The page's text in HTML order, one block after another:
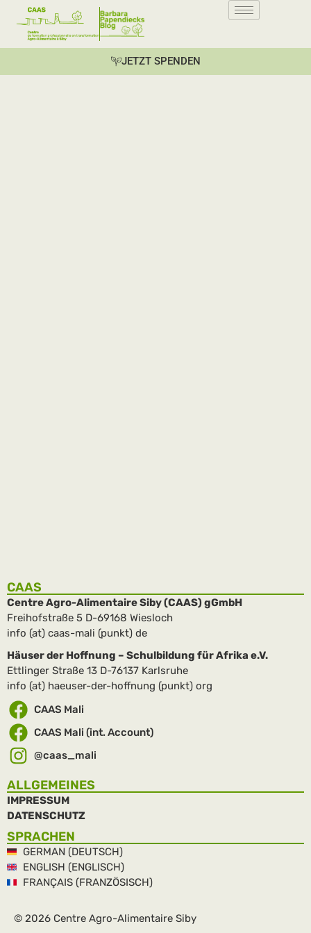
JETZT SPENDEN
CAAS
Centre Agro-Alimentaire Siby (CAAS) gGmbH
Freihofstraße 5 D-69168 Wiesloch
info (at) caas-mali (punkt) de
Häuser der Hoffnung – Schulbildung für Afrika e.V.
Ettlinger Straße 13 D-76137 Karlsruhe
info (at) haeuser-der-hoffnung (punkt) org
CAAS Mali
CAAS Mali (int. Account)
@caas_mali
ALLGEMEINES
IMPRESSUM
DATENSCHUTZ
SPRACHEN
GERMAN (DEUTSCH)
ENGLISH (ENGLISCH)
FRANÇAIS (FRANZÖSISCH)
© 2026 Centre Agro-Alimentaire Siby